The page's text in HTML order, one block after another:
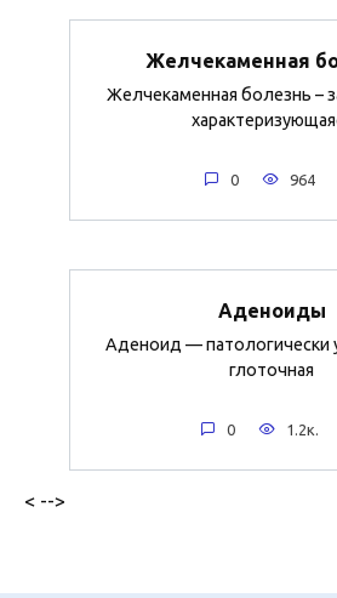
Желчекаменная
Желчекаменная болезнь –
0 964
Аденоиды
Аденоид — патологически
глоточная
0 1.2к.
< -->